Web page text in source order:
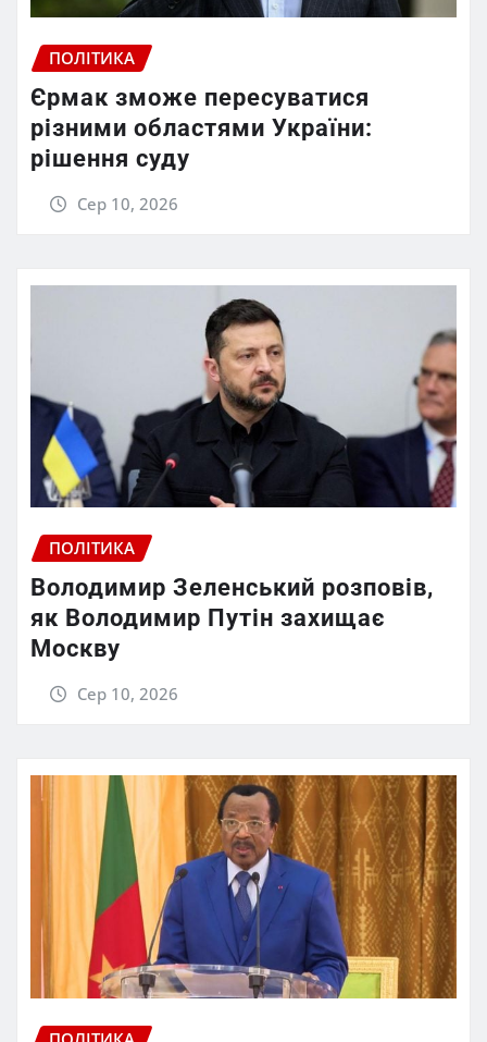
ПОЛІТИКА
Єрмак зможе пересуватися
різними областями України:
рішення суду
Сер 10, 2026
ПОЛІТИКА
Володимир Зеленський розповів,
як Володимир Путін захищає
Москву
Сер 10, 2026